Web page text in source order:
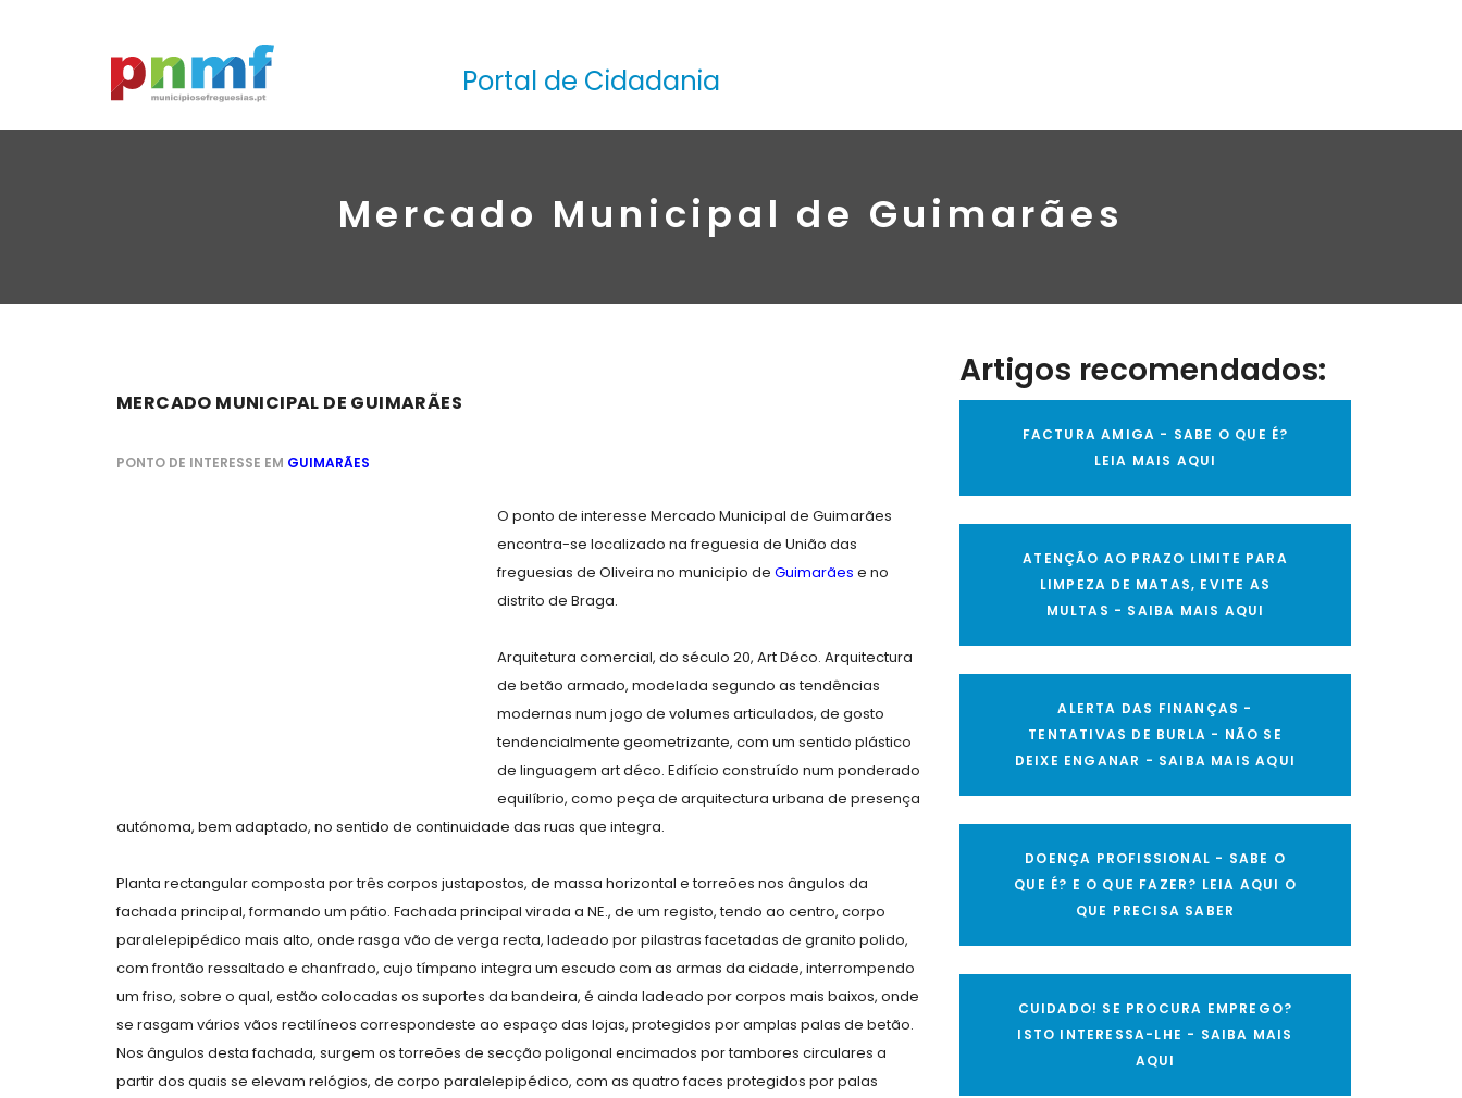
Portal de Cidadania
Mercado Municipal de Guimarães
MERCADO MUNICIPAL DE GUIMARÃES
PONTO DE INTERESSE EM GUIMARÃES
O ponto de interesse Mercado Municipal de Guimarães
encontra-se localizado na freguesia de União das
freguesias de Oliveira no municipio de Guimarães e no
distrito de Braga.
Arquitetura comercial, do século 20, Art Déco. Arquitectura
de betão armado, modelada segundo as tendências
modernas num jogo de volumes articulados, de gosto
tendencialmente geometrizante, com um sentido plástico
de linguagem art déco. Edifício construído num ponderado
equilíbrio, como peça de arquitectura urbana de presença
autónoma, bem adaptado, no sentido de continuidade das ruas que integra.
Planta rectangular composta por três corpos justapostos, de massa horizontal e torreões nos ângulos da
fachada principal, formando um pátio. Fachada principal virada a NE., de um registo, tendo ao centro, corpo
paralelepipédico mais alto, onde rasga vão de verga recta, ladeado por pilastras facetadas de granito polido,
com frontão ressaltado e chanfrado, cujo tímpano integra um escudo com as armas da cidade, interrompendo
um friso, sobre o qual, estão colocadas os suportes da bandeira, é ainda ladeado por corpos mais baixos, onde
se rasgam vários vãos rectilíneos correspondeste ao espaço das lojas, protegidos por amplas palas de betão.
Nos ângulos desta fachada, surgem os torreões de secção poligonal encimados por tambores circulares a
partir dos quais se elevam relógios, de corpo paralelepipédico, com as quatro faces protegidos por palas
Artigos recomendados:
FACTURA AMIGA - SABE O QUE É?
LEIA MAIS AQUI
ATENÇÃO AO PRAZO LIMITE PARA
LIMPEZA DE MATAS, EVITE AS
MULTAS - SAIBA MAIS AQUI
ALERTA DAS FINANÇAS -
TENTATIVAS DE BURLA - NÃO SE
DEIXE ENGANAR - SAIBA MAIS AQUI
DOENÇA PROFISSIONAL - SABE O
QUE É? E O QUE FAZER? LEIA AQUI O
QUE PRECISA SABER
CUIDADO! SE PROCURA EMPREGO?
ISTO INTERESSA-LHE - SAIBA MAIS
AQUI